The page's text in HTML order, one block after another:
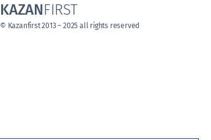
KAZANFIRST
© Kazanfirst 2013 – 2025 all rights reserved